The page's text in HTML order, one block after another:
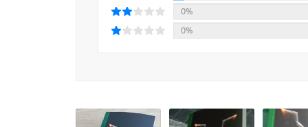
통쾌함을 안겨 준다. 서로 다른 이야기가 한데
궁금증을 자아낸다.
그들은 비록 범법자들이지만,
0%
0%